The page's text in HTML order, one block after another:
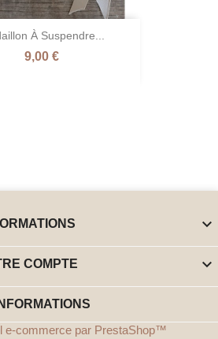
À Suspendre...
Prix
9,00 €

COMPTE 
INFORMATIONS
e-commerce par PrestaShop™